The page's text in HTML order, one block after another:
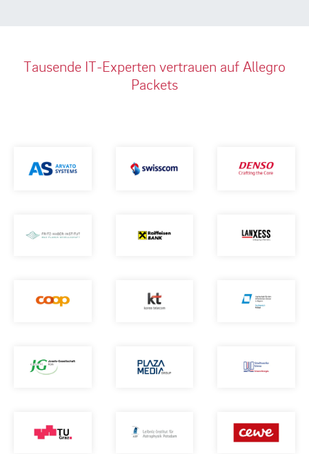
Tausende IT-Experten vertrauen auf Allegro
Packets